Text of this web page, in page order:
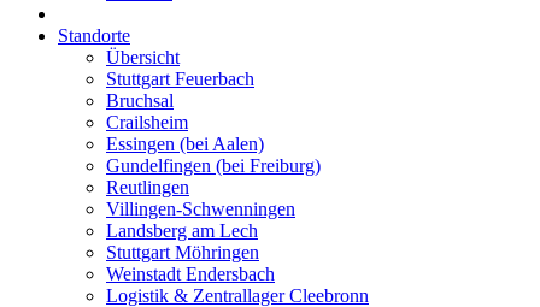
Standorte
Übersicht
Stuttgart Feuerbach
Bruchsal
Crailsheim
Essingen (bei Aalen)
Gundelfingen (bei Freiburg)
Reutlingen
Villingen-Schwenningen
Landsberg am Lech
Stuttgart Möhringen
Weinstadt Endersbach
Logistik & Zentrallager Cleebronn